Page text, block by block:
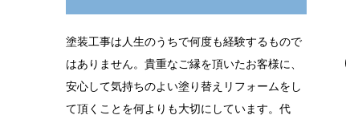
塗装工事は人生のうちで何度も経験するもので
はありません。貴重なご縁を頂いたお客様に、
安心して気持ちのよい塗り替えリフォームをし
て頂くことを何よりも大切にしています。代